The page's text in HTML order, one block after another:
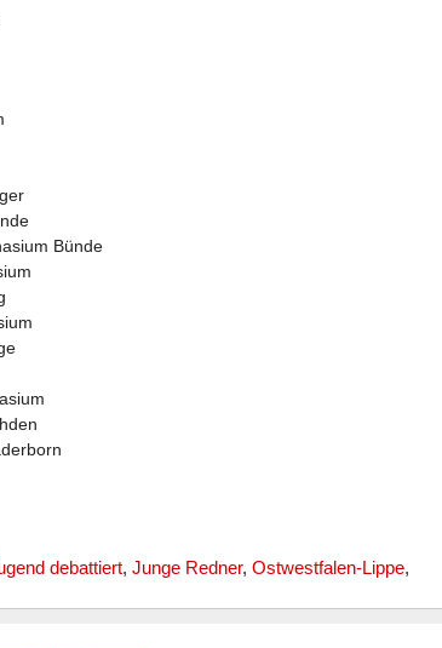
Bünde
debattiert, Junge Redner, Ostwestfalen-Lippe,